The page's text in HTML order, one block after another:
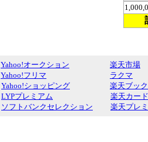
Yahoo!オークション
Yahoo!フリマ
Yahoo!ショッピング
LYPプレミアム
ソフトバンクセレクション
楽天市場
ラクマ
楽天ブッ
楽天カード
楽天プレ